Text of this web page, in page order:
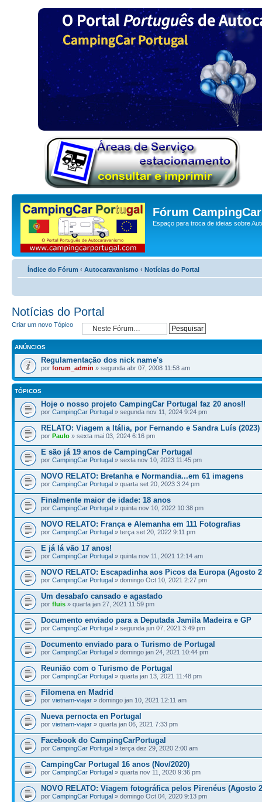
Fórum
Espaço para troca de ideias sobre
Índice do Fórum ‹ Autocaravanismo ‹ Notícias do Portal
Notícias do Portal
Criar um novo Tópico
ANÚNCIOS
Regulamentação dos nick name's
por forum_admin » segunda abr 07, 2008 11:58 am
TÓPICOS
Hoje o nosso projeto CampingCar Portugal faz 20 anos!!
por CampingCar Portugal » segunda nov 11, 2024 9:24 pm
RELATO: Viagem a Itália, por Fernando e Sandra Luís (2023)
por Paulo » sexta mai 03, 2024 6:16 pm
E são já 19 anos de CampingCar Portugal
por CampingCar Portugal » sexta nov 10, 2023 11:45 pm
NOVO RELATO: Bretanha e Normandia...em 61 imagens
por CampingCar Portugal » quarta set 20, 2023 3:24 pm
Finalmente maior de idade: 18 anos
por CampingCar Portugal » quinta nov 10, 2022 10:38 pm
NOVO RELATO: França e Alemanha em 111 Fotografias
por CampingCar Portugal » terça set 20, 2022 9:11 pm
E já lá vão 17 anos!
por CampingCar Portugal » quinta nov 11, 2021 12:14 am
NOVO RELATO: Escapadinha aos Picos da Europa (Agosto
por CampingCar Portugal » domingo Oct 10, 2021 2:27 pm
Um desabafo cansado e agastado
por fluis » quarta jan 27, 2021 11:59 pm
Documento enviado para a Deputada Jamila Madeira e GP
por CampingCar Portugal » segunda jun 07, 2021 3:49 pm
Documento enviado para o Turismo de Portugal
por CampingCar Portugal » domingo jan 24, 2021 10:44 pm
Reunião com o Turismo de Portugal
por CampingCar Portugal » quarta jan 13, 2021 11:48 pm
Filomena en Madrid
por vietnam-viajar » domingo jan 10, 2021 12:11 am
Nueva pernocta en Portugal
por vietnam-viajar » quarta jan 06, 2021 7:33 pm
Facebook do CampingCarPortugal
por CampingCar Portugal » terça dez 29, 2020 2:00 am
CampingCar Portugal 16 anos (Nov/2020)
por CampingCar Portugal » quarta nov 11, 2020 9:36 pm
NOVO RELATO: Viagem fotográfica pelos Pirenéus (Agosto
por CampingCar Portugal » domingo Oct 04, 2020 9:13 pm